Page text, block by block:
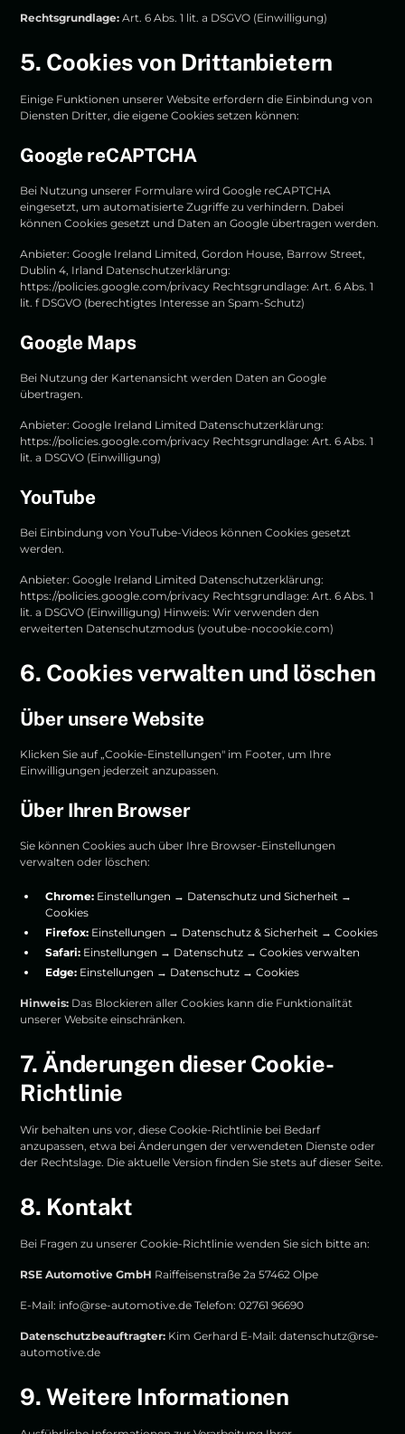
Rechtsgrundlage: Art. 6 Abs. 1 lit. a DSGVO (Einwilligung)
5. Cookies von Drittanbietern
Einige Funktionen unserer Website erfordern die Einbindung von
Diensten Dritter, die eigene Cookies setzen können:
Google reCAPTCHA
Bei Nutzung unserer Formulare wird Google reCAPTCHA
eingesetzt, um automatisierte Zugriffe zu verhindern. Dabei
können Cookies gesetzt und Daten an Google übertragen werden.
Anbieter: Google Ireland Limited, Gordon House, Barrow Street,
Dublin 4, Irland Datenschutzerklärung:
https://policies.google.com/privacy Rechtsgrundlage: Art. 6 Abs. 1
lit. f DSGVO (berechtigtes Interesse an Spam-Schutz)
Google Maps
Bei Nutzung der Kartenansicht werden Daten an Google
übertragen.
Anbieter: Google Ireland Limited Datenschutzerklärung:
https://policies.google.com/privacy Rechtsgrundlage: Art. 6 Abs. 1
lit. a DSGVO (Einwilligung)
YouTube
Bei Einbindung von YouTube-Videos können Cookies gesetzt
werden.
Anbieter: Google Ireland Limited Datenschutzerklärung:
https://policies.google.com/privacy Rechtsgrundlage: Art. 6 Abs. 1
lit. a DSGVO (Einwilligung) Hinweis: Wir verwenden den
erweiterten Datenschutzmodus (youtube-nocookie.com)
6. Cookies verwalten und löschen
Über unsere Website
Klicken Sie auf „Cookie-Einstellungen" im Footer, um Ihre
Einwilligungen jederzeit anzupassen.
Über Ihren Browser
Sie können Cookies auch über Ihre Browser-Einstellungen
verwalten oder löschen:
Chrome: Einstellungen → Datenschutz und Sicherheit →
Cookies
Firefox: Einstellungen → Datenschutz & Sicherheit → Cookies
Safari: Einstellungen → Datenschutz → Cookies verwalten
Edge: Einstellungen → Datenschutz → Cookies
Hinweis: Das Blockieren aller Cookies kann die Funktionalität
unserer Website einschränken.
7. Änderungen dieser Cookie-
Richtlinie
Wir behalten uns vor, diese Cookie-Richtlinie bei Bedarf
anzupassen, etwa bei Änderungen der verwendeten Dienste oder
der Rechtslage. Die aktuelle Version finden Sie stets auf dieser Seite.
8. Kontakt
Bei Fragen zu unserer Cookie-Richtlinie wenden Sie sich bitte an:
RSE Automotive GmbH Raiffeisenstraße 2a 57462 Olpe
E-Mail: info@rse-automotive.de Telefon: 02761 96690
Datenschutzbeauftragter: Kim Gerhard E-Mail:datenschutz@rse-
automotive.de
9. Weitere Informationen